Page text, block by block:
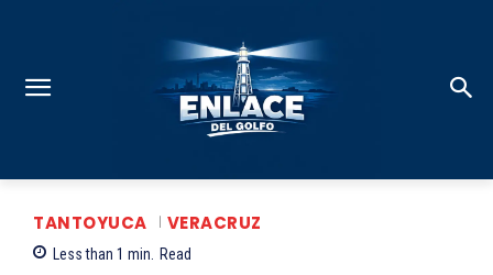
TANTOYUCA VERACRUZ
Less than 1 min. Read